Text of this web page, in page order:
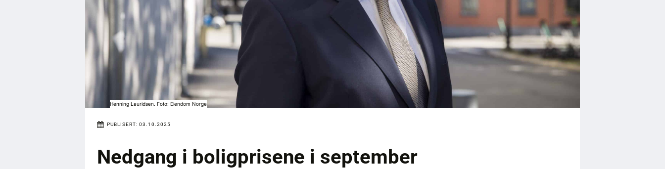
Henning Lauridsen. Foto: Eiendom Norge
PUBLISERT: 03.10.2025
Nedgang i boligprisene i september